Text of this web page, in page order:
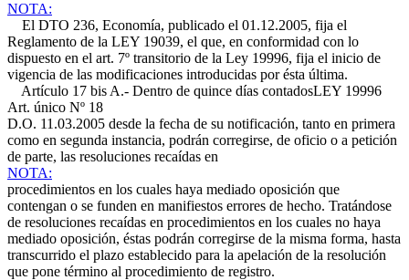
NOTA:
El DTO 236, Economía, publicado el 01.12.2005, fija el
Reglamento de la LEY 19039, el que, en conformidad con lo
dispuesto en el art. 7º transitorio de la Ley 19996, fija el inicio de
vigencia de las modificaciones introducidas por ésta última.
Artículo 17 bis A.- Dentro de quince días contadosLEY 19996
Art. único Nº 18
D.O. 11.03.2005 desde la fecha de su notificación, tanto en primera
como en segunda instancia, podrán corregirse, de oficio o a petición
de parte, las resoluciones recaídas en
NOTA:
procedimientos en los cuales haya mediado oposición que
contengan o se funden en manifiestos errores de hecho. Tratándose
de resoluciones recaídas en procedimientos en los cuales no haya
mediado oposición, éstas podrán corregirse de la misma forma, hasta
transcurrido el plazo establecido para la apelación de la resolución
que pone término al procedimiento de registro.